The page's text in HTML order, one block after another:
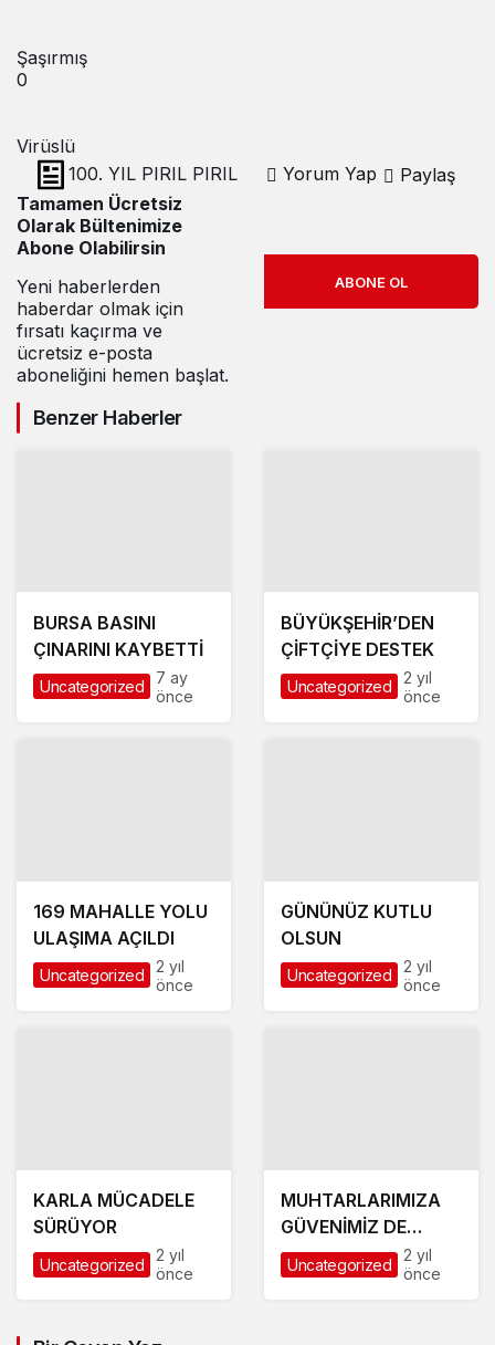
Şaşırmış
0
Virüslü
100. YIL PIRIL PIRIL
Yorum Yap
Paylaş
Tamamen Ücretsiz
Olarak Bültenimize
Abone Olabilirsin
Yeni haberlerden
haberdar olmak için
fırsatı kaçırma ve
ücretsiz e-posta
aboneliğini hemen başlat.
ABONE OL
Benzer Haberler
BURSA BASINI
ÇINARINI KAYBETTİ
Uncategorized
7 ay
önce
BÜYÜKŞEHİR’DEN
ÇİFTÇİYE DESTEK
Uncategorized
2 yıl
önce
169 MAHALLE YOLU
ULAŞIMA AÇILDI
Uncategorized
2 yıl
önce
GÜNÜNÜZ KUTLU
OLSUN
Uncategorized
2 yıl
önce
KARLA MÜCADELE
SÜRÜYOR
Uncategorized
2 yıl
önce
MUHTARLARIMIZA
GÜVENİMİZ DE
DESTEĞİMİZ DE
TAMDIR
Uncategorized
2 yıl
önce